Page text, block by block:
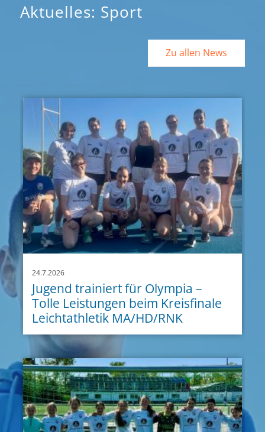
Aktuelles: Sport
Zu allen News
24.7.2026
Jugend trainiert für Olympia –
Tolle Leistungen beim Kreisfinale
Leichtathletik MA/HD/RNK